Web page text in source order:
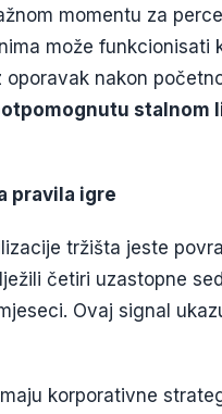
momentu za
može
nakon
stalnom
pravila igre
tržišta jeste
četiri uzastopne
Ovaj signal
korporativne